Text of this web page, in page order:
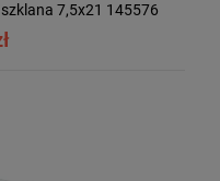
7,5x21 145576